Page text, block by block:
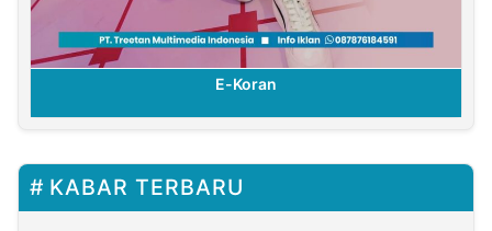
E-Koran
KABAR TERBARU